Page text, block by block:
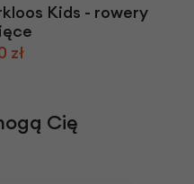
Kids - rowery
zł
Cię